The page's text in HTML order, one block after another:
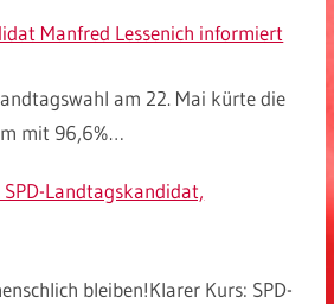
Manfred Lessenich informiert
am 22. Mai kürte die
mit 96,6%…
SPD-Landtagskandidat,
bleiben!Klarer Kurs: SPD-